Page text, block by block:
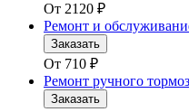
От 2120 ₽
Ремонт и
Заказать
От 710 ₽
Ремонт ручного
Заказать